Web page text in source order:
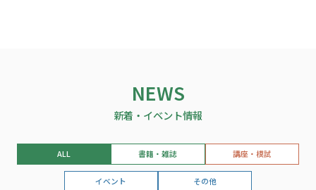
NEWS
新着・イベント情報
ALL 書籍・雑誌 講座・模試
イベント その他